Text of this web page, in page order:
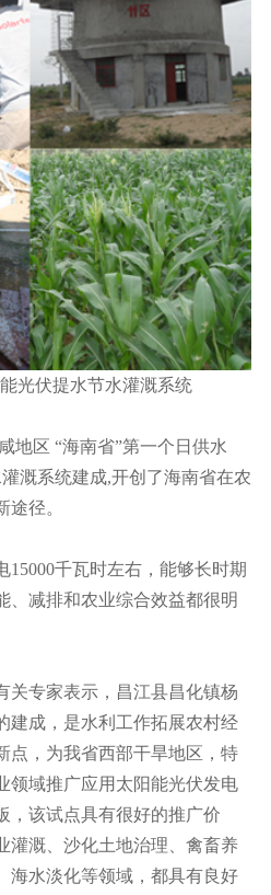
光伏提水节水灌溉系统
地区 “海南省”第一个日供水
溉系统建成,开创了海南省在农
径。
千瓦时左右，能够长时期
、减排和农业综合效益都很明
关专家表示，昌江县昌化镇杨
建成，是水利工作拓展农村经
点，为我省西部干旱地区，特
领域推广应用太阳能光伏发电
，该试点具有很好的推广价
灌溉、沙化土地治理、禽畜养
海水淡化等领域，都具有良好